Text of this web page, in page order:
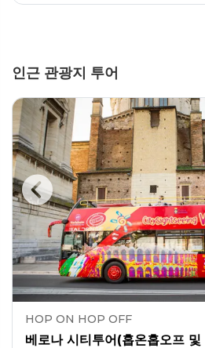
인근 관광지 투어
HOP ON HOP OFF
베로나 시티투어(홉온홉오프